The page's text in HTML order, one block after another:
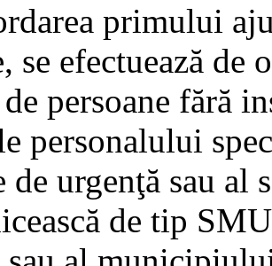
primului
se efectuează de
de persoane fără
personalului
de urgenţă sau al
de tip